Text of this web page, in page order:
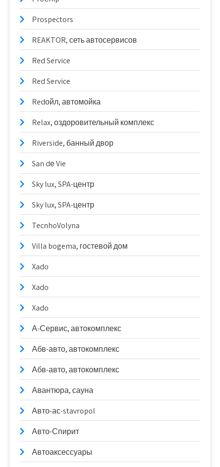
Prospectors
REAKTOR, сеть автосервисов
Red Service
Red Service
Redойл, автомойка
Relax, оздоровительный комплекс
Riverside, банный двор
San dе Vie
Sky lux, SPA-центр
Sky lux, SPA-центр
TecnhoVolyna
Villa bogema, гостевой дом
Xado
Xado
Xado
А-Сервис, автокомплекс
Абв-авто, автокомплекс
Абв-авто, автокомплекс
Авантюра, сауна
Авто-ас-stavropol
Авто-Спирит
Автоаксессуары